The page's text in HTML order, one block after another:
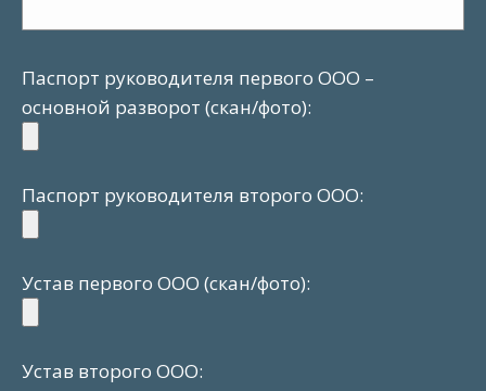
Паспорт руководителя первого ООО –
основной разворот (скан/фото):
Паспорт руководителя второго ООО:
Устав первого ООО (скан/фото):
Устав второго ООО: